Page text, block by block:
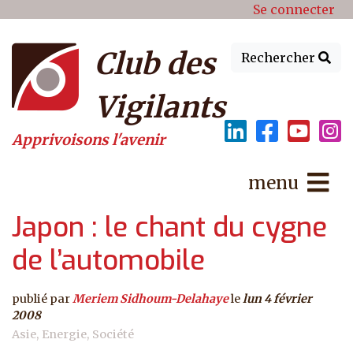
Menu du compte de Se connecter
Rechercher
Club des
Vigilants
Apprivoisons l'avenir
menu
Japon : le chant du cygne
de l’automobile
publié parMeriem Sidhoum-Delahayelelun 4 février
2008
Asie Energie Société